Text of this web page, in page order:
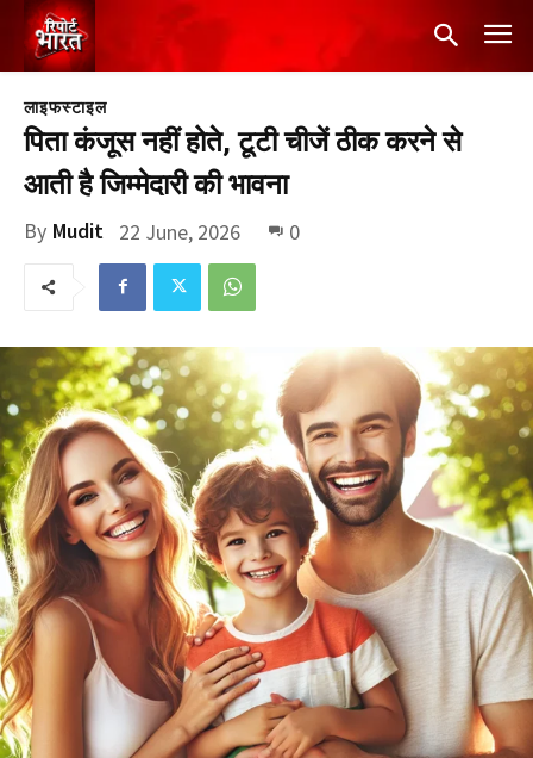
लाइफस्टाइल
पिता कंजूस नहीं होते, टूटी चीजें ठीक करने से
आती है जिम्मेदारी की भावना
By Mudit 22 June, 2026 0